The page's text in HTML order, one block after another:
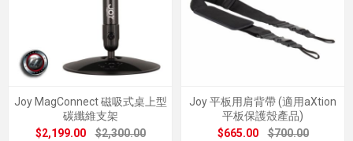
Joy MagConnect 磁吸式桌上型
碳纖維支架
$2,199.00
$2,300.00
Joy 平板用肩背帶 (適用aXtion
平板保護殼產品)
$665.00
$700.00